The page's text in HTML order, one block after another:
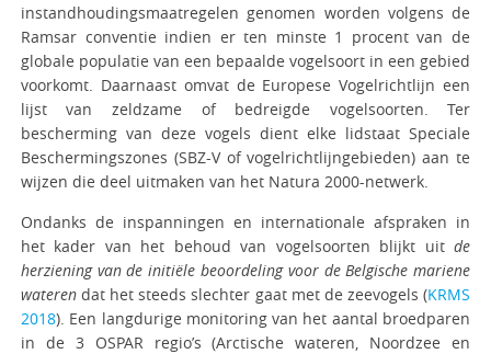
instandhoudingsmaatregelen genomen worden volgens de
Ramsar conventie indien er ten minste 1 procent van de
globale populatie van een bepaalde vogelsoort in een gebied
voorkomt. Daarnaast omvat de Europese Vogelrichtlijn een
lijst van zeldzame of bedreigde vogelsoorten. Ter
bescherming van deze vogels dient elke lidstaat Speciale
Beschermingszones (SBZ-V of vogelrichtlijngebieden) aan te
wijzen die deel uitmaken van het Natura 2000-netwerk.
Ondanks de inspanningen en internationale afspraken in
het kader van het behoud van vogelsoorten blijkt uitde
herziening van de initiële beoordeling voor de Belgische mariene
waterendat het steeds slechter gaat met de zeevogels (KRMS
2018). Een langdurige monitoring van het aantal broedparen
in de 3 OSPAR regio’s (Arctische wateren, Noordzee en